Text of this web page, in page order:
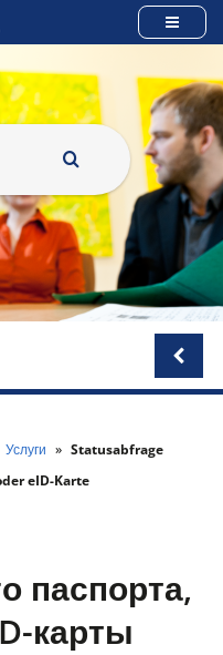
Услуги
Statusabfrage
eID-Karte
паспорта,
карты